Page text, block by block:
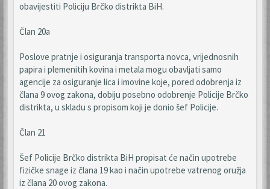
obavijestiti Policiju Brčko distrikta BiH.
Član 20a
Poslove pratnje i osiguranja transporta novca, vrijednosnih
papira i plemenitih kovina i metala mogu obavljati samo
agencije za osiguranje lica i imovine koje, pored odobrenja iz
člana 9 ovog zakona, dobiju posebno odobrenje Policije Brčko
distrikta, u skladu s propisom koji je donio šef Policije.
Član 21
Šef Policije Brčko distrikta BiH propisat će način upotrebe
fizičke snage iz člana 19 kao i način upotrebe vatrenog oružja
iz člana 20 ovog zakona.